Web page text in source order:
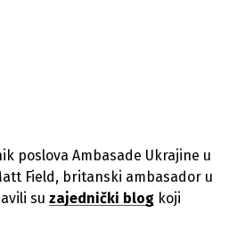
poslova Ambasade Ukrajine u
Field, britanski ambasador u
su zajednički blog koji